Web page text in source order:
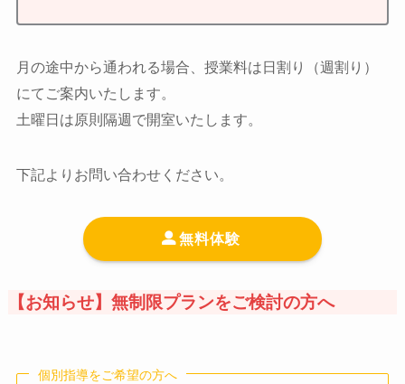
月の途中から通われる場合、授業料は日割り（週割り）
にてご案内いたします。
土曜日は原則隔週で開室いたします。
下記よりお問い合わせください。
無料体験
【お知らせ】無制限プランをご検討の方へ
個別指導をご希望の方へ